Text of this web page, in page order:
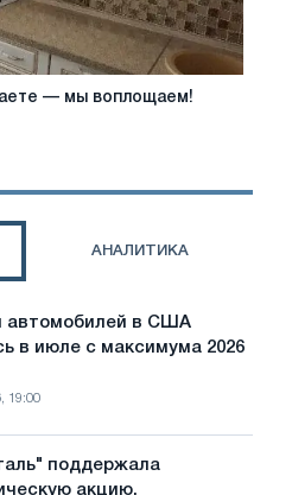
— мы воплощаем!
АНАЛИТИКА
автомобилей в США
в июле с максимума 2026
19:00
поддержала
акцию,